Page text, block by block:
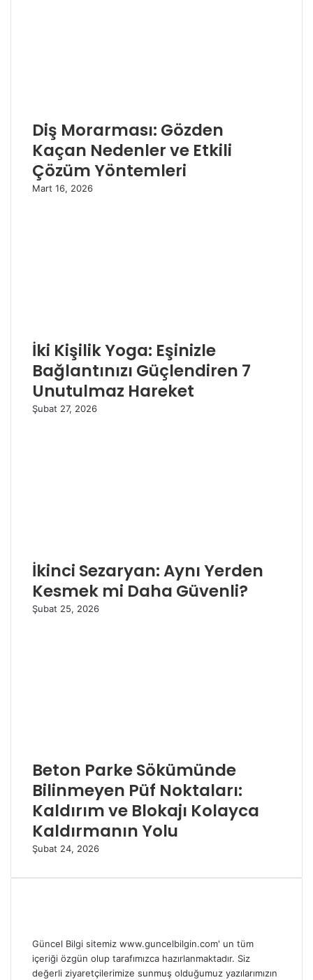
Diş Morarması: Gözden
Kaçan Nedenler ve Etkili
Çözüm Yöntemleri
Mart 16, 2026
İki Kişilik Yoga: Eşinizle
Bağlantınızı Güçlendiren 7
Unutulmaz Hareket
Şubat 27, 2026
İkinci Sezaryan: Aynı Yerden
Kesmek mi Daha Güvenli?
Şubat 25, 2026
Beton Parke Sökümünde
Bilinmeyen Püf Noktaları:
Kaldırım ve Blokajı Kolayca
Kaldırmanın Yolu
Şubat 24, 2026
Güncel Bilgi sitemiz www.guncelbilgin.com' un tüm
içeriği özgün olup tarafımızca hazırlanmaktadır. Siz
değerli ziyaretçilerimize sunmuş olduğumuz yazılarımızın